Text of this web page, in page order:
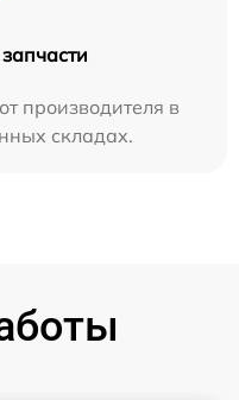
производителя в
складах.